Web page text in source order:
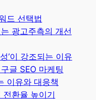
드 선택법
광고주측의 개선
’이 강조되는 이유
글 SEO 마케팅
이유와 대응책
전환율 높이기